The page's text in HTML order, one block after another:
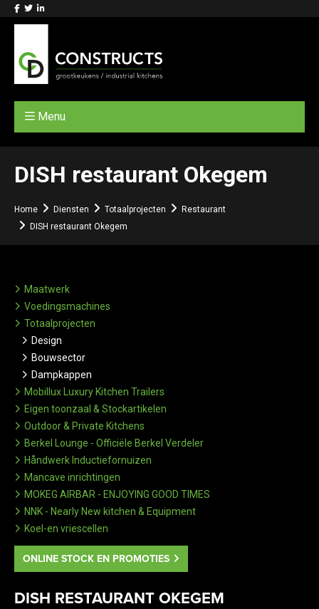
Menu
DISH restaurant Okegem
Home Diensten Totaalprojecten
Restaurant
DISH restaurant Okegem
Maatwerk
Voedingsmachines
Totaalprojecten
Design
Bouwsector
Dampkappen
Mobillux Luxury Kitchen Trailers
Eigen toonzaal & Stockartikelen
Outdoor & Private Kitchens
Berkel Lounge - Officiële Berkel Verdeler
Håndwerk Inductiefornuizen
Mancave inrichtingen
MOKEG AIRBAR - ENJOYING GOOD TIMES
NNK - Nearly New kitchen & Equipment
Koel-en vriescellen
ONLINE STOCK EN PROMOTIES
DISH RESTAURANT OKEGEM